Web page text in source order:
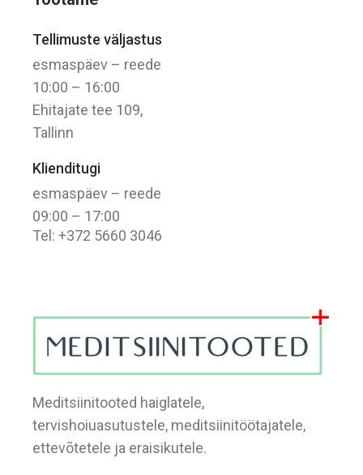
Meditsiinitooted haiglatele,
tervishoiuasutustele, meditsiinitöötajatele,
ettevõtetele ja eraisikutele.
Tellimuste väljastus
esmaspäev – reede
10:00 – 16:00
Ehitajate tee 109,
Tallinn
Klienditugi
esmaspäev – reede
09:00 – 17:00
Tel: +372 5660 3046